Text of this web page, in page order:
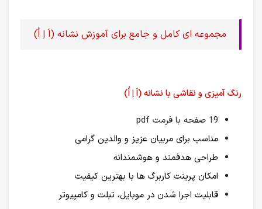
مجموعه ای کامل و جامع برای آموزش نشانه (اَ اِ اُ)
رنگ آمیزی و نقاشی با نشانه (اَ اِ اُ)
19 صفحه با فرمت pdf
مناسب برای مربیان عزیز و والدین گرامی
طراحی هدفمند و هوشمندانه
امکان پرینت کاربرگ ها با بهترین کیفیت
قابلیت اجرا شدن در موبایل، تبلت و کامپیوتر